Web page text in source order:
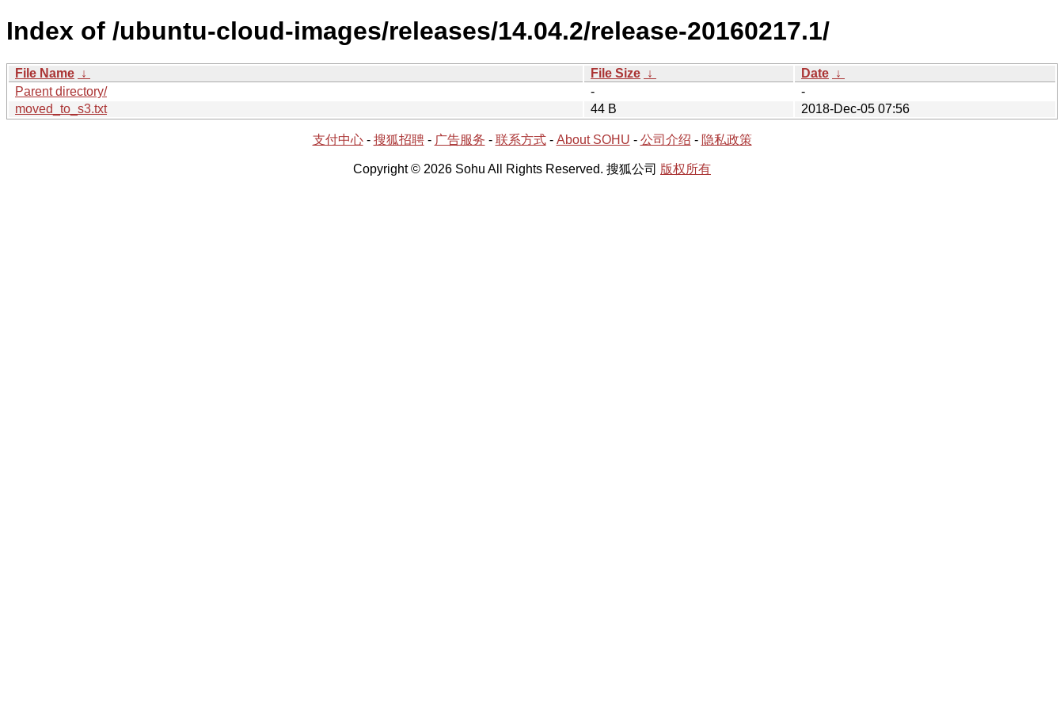
Index of /ubuntu-cloud-images/releases/14.04.2/release-20160217.1/
File Name ↓ File Size ↓ Date ↓
Parent directory/
-
-
moved_to_s3.txt
44 B 2018-Dec-05 07:56
支付中心- 搜狐招聘- 广告服务 - 联系方式- About SOHU - 公司介绍 - 隐私政策
Copyright © 2026 Sohu All Rights Reserved. 搜狐公司 版权所有